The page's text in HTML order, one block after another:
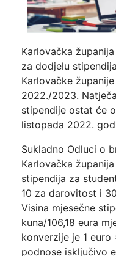
Karlovačka
za dodjelu
Karlovačke
2022./2023.
stipendije ostat će
listopada 2022.
Sukladno Odluci o
Karlovačka
stipendija za
10 za darovitost i
Visina mjesečne
kuna/106,18 eura
konverzije je 1 euro
podnose isključivo